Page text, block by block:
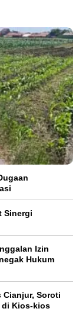
Sinergi
Izin
Hukum
Cianjur, Soroti
di Kios-kios